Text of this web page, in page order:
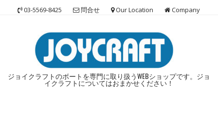
03-5569-8425 問合せ Our Location Company
ジョイクラフトのボートを専門に取り扱うWEBショップです。ジョ
イクラフトについてはおまかせください！